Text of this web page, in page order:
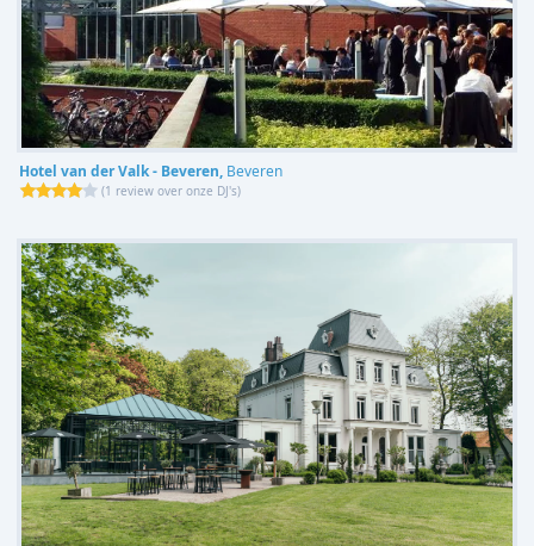
Hotel van der Valk - Beveren, Beveren
(1 review over onze DJ's)